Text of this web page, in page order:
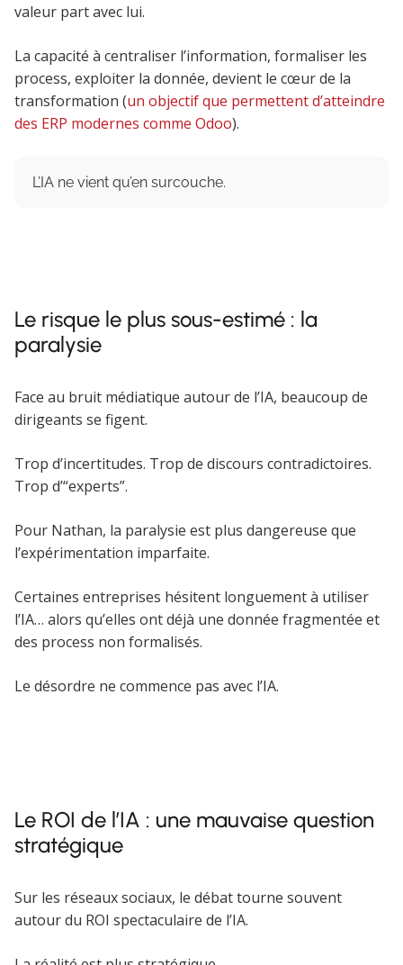
valeur part avec lui.
La capacité à centraliser l’information, formaliser les
process, exploiter la donnée, devient le cœur de la
transformation (un objectif que permettent d’atteindre
des ERP modernes comme Odoo).
L’IA ne vient qu’en surcouche.
Le risque le plus sous-estimé : la
paralysie
Face au bruit médiatique autour de l’IA, beaucoup de
dirigeants se figent.
Trop d’incertitudes. Trop de discours contradictoires.
Trop d’“experts”.
Pour Nathan, la paralysie est plus dangereuse que
l’expérimentation imparfaite.
Certaines entreprises hésitent longuement à utiliser
l’IA… alors qu’elles ont déjà une donnée fragmentée et
des process non formalisés.
Le désordre ne commence pas avec l’IA.
Le ROI de l’IA : une mauvaise question
stratégique
Sur les réseaux sociaux, le débat tourne souvent
autour du ROI spectaculaire de l’IA.